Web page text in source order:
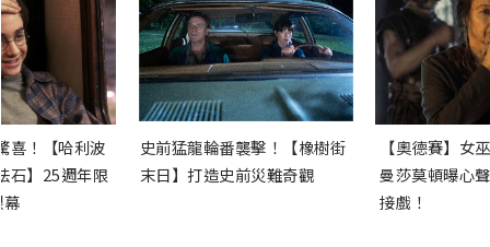
喜！【哈利波
石】25週年限
史前猛龍輪番襲擊！【橡樹街
末日】打造史前災難奇觀
【奧德賽】女
曼莎莫頓曝心
接戲！